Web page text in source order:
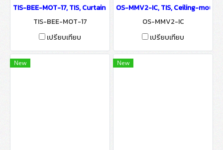
TIS-BEE-MOT-17, TIS, Curtain Motor Battery Based - IoT Smart
TIS-BEE-MOT-17
เปรียบเทียบ
OS-MMV2-IC, TIS, Ceiling-
OS-MMV2-IC
เปรียบเทียบ
New New